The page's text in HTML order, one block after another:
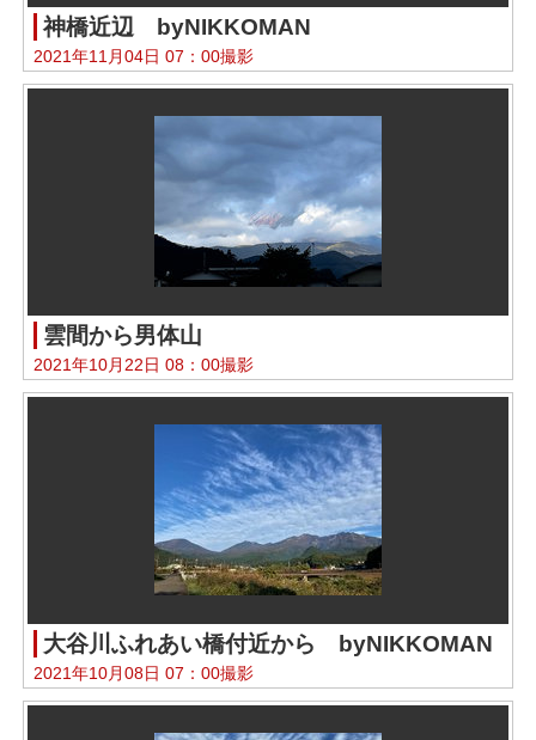
神橋近辺 byNIKKOMAN
2021年11月04日 07：00撮影
雲間から男体山
2021年10月22日 08：00撮影
大谷川ふれあい橋付近から byNIKKOMAN
2021年10月08日 07：00撮影